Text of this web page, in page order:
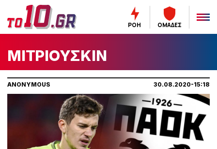
ΡΟΗ ΟΜΑΔΕΣ
ΜΙΤΡΙΟΥΣΚΙΝ
ANONYMOUS 30.08.2020-15:18